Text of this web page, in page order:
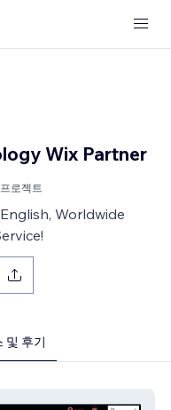
Wix Partner
프로젝트
및 후기